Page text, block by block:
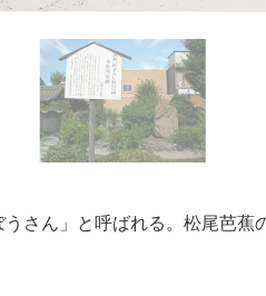
さん」と呼ばれる。松尾芭